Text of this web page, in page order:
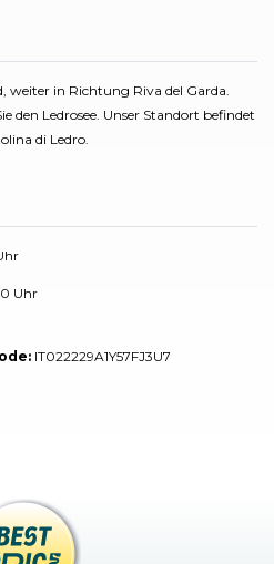
weiter in Richtung Riva del Garda.
den Ledrosee. Unser Standort befindet
di Ledro.
Uhr
IT022229A1Y57FJ3U7